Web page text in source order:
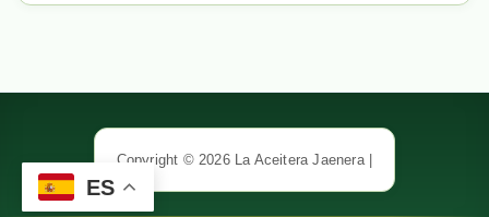
Copyright © 2026 La Aceitera Jaenera |
ES